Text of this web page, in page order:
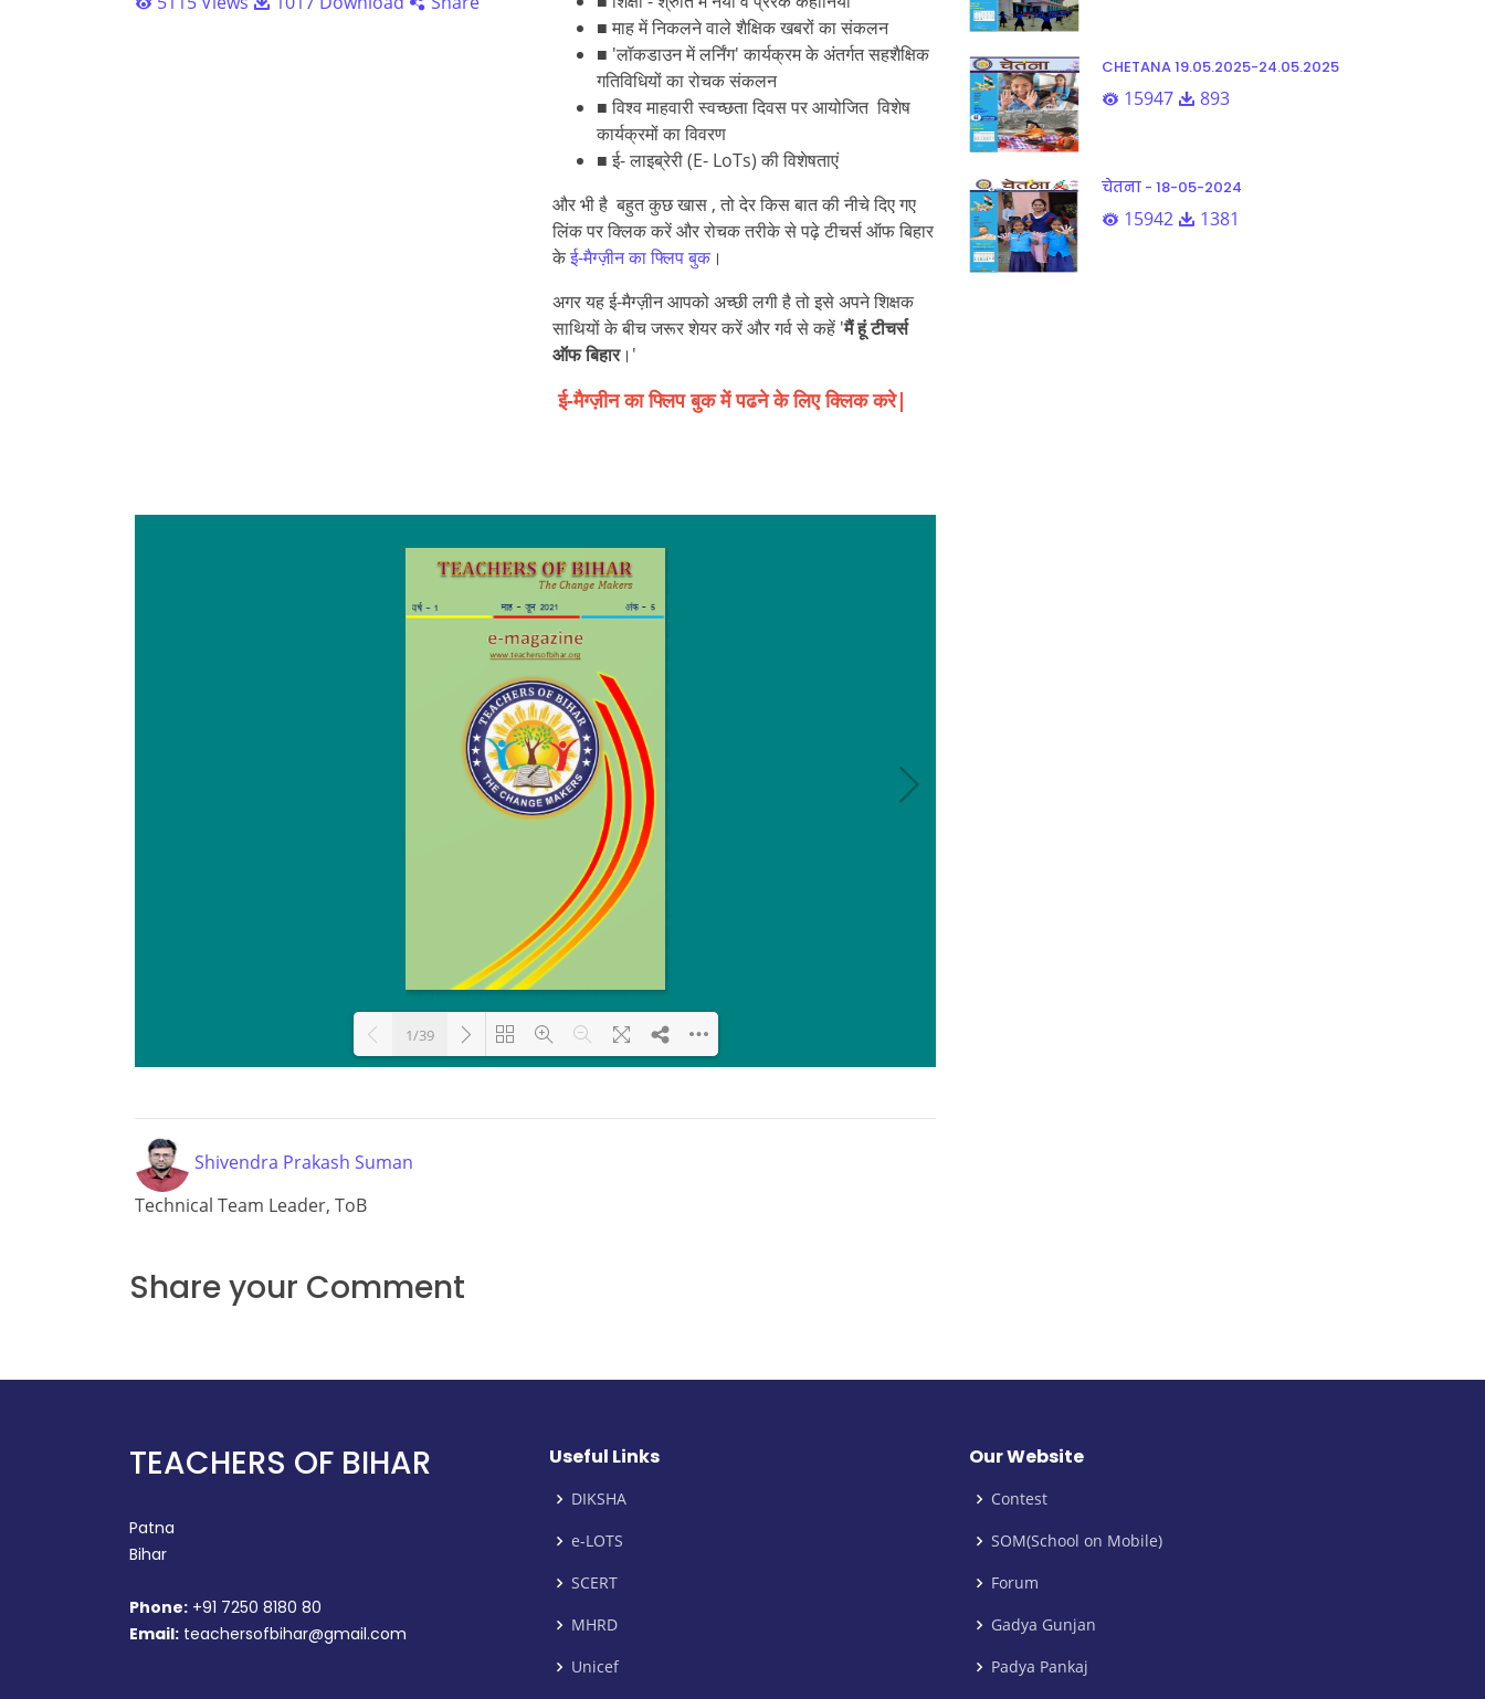
■ माह में निकलने वाले शैक्षिक खबरों का संकलन
■ 'लॉकडाउन में लर्निंग' कार्यक्रम के अंतर्गत सहशैक्षिक
गतिविधियों का रोचक संकलन
■ विश्व माहवारी स्वच्छता दिवस पर आयोजित विशेष
कार्यक्रमों का विवरण
■ ई- लाइब्रेरी (E- LoTs) की विशेषताएं
और भी है बहुत कुछ खास , तो देर किस बात की नीचे दिए गए
लिंक पर क्लिक करें और रोचक तरीके से पढ़े टीचर्स ऑफ बिहार
केई-मैग्ज़ीन का फ्लिप बुक।
अगर यह ई-मैग्ज़ीन आपको अच्छी लगी है तो इसे अपने शिक्षक
साथियों के बीच जरूर शेयर करें और गर्व से कहें 'मैं हूं टीचर्स
ऑफ बिहार।'
ई-मैग्ज़ीन का फ्लिप बुक में पढने के लिए क्लिक करे|
1/39
Shivendra Prakash Suman
Technical Team Leader, ToB
CHETANA 19.05.2025-24.05.2025
15947 893
चेतना - 18-05-2024
15942 1381
Share your Comment
TEACHERS OF BIHAR
Patna
Bihar
Phone: +91 7250 8180 80
Email: teachersofbihar@gmail.com
Useful Links
DIKSHA
e-LOTS
SCERT
MHRD
Unicef
Our Website
Contest
SOM(School on Mobile)
Forum
Gadya Gunjan
Padya Pankaj